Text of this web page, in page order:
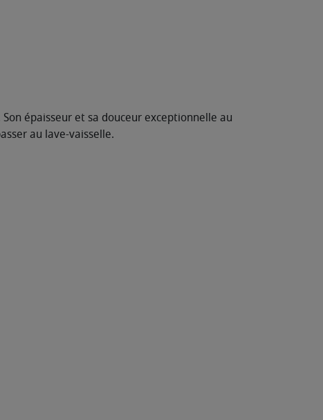
épaisseur et sa douceur exceptionnelle au
au lave-vaisselle.